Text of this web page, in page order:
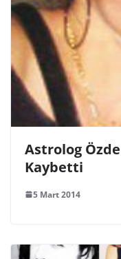
Astrolog
Kaybetti
5 Mart 2014